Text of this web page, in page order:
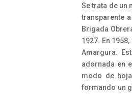
Se trata de un
transparente
Brigada
1927. En
Amargura.
adornada en
modo de
formando un